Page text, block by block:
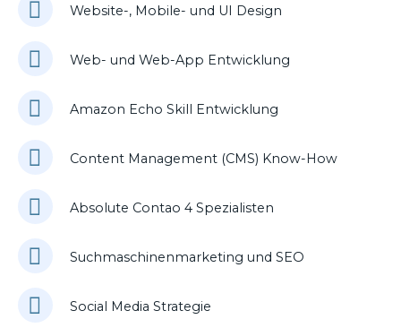
Website-, Mobile- und UI Design
Web- und Web-App Entwicklung
Amazon Echo Skill Entwicklung
Content Management (CMS) Know-How
Absolute Contao 4 Spezialisten
Suchmaschinenmarketing und SEO
Social Media Strategie